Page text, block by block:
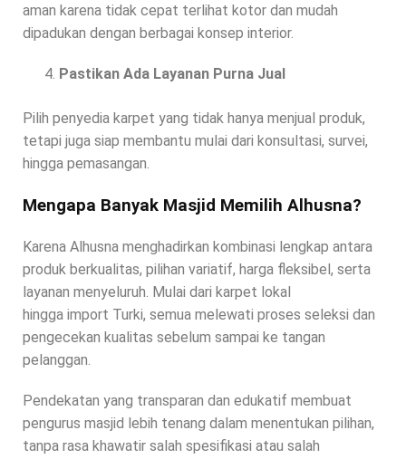
aman karena tidak cepat terlihat kotor dan mudah
dipadukan dengan berbagai konsep interior.
Pastikan Ada Layanan Purna Jual
Pilih penyedia karpet yang tidak hanya menjual produk,
tetapi juga siap membantu mulai dari konsultasi, survei,
hingga pemasangan.
Mengapa Banyak Masjid Memilih Alhusna?
Karena Alhusna menghadirkan kombinasi lengkap antara
produk berkualitas, pilihan variatif, harga fleksibel, serta
layanan menyeluruh. Mulai dari karpet lokal
hingga import Turki, semua melewati proses seleksi dan
pengecekan kualitas sebelum sampai ke tangan
pelanggan.
Pendekatan yang transparan dan edukatif membuat
pengurus masjid lebih tenang dalam menentukan pilihan,
tanpa rasa khawatir salah spesifikasi atau salah